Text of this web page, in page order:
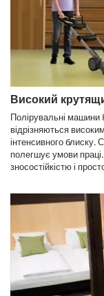
Високий
Полірувальні
відрізняються
інтенсивного блиску.
полегшує умови
зносостійкістю і